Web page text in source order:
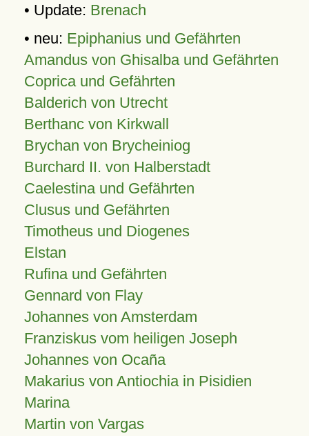
• Update: Brenach
• neu: Epiphanius und Gefährten
Amandus von Ghisalba und Gefährten
Coprica und Gefährten
Balderich von Utrecht
Berthanc von Kirkwall
Brychan von Brycheiniog
Burchard II. von Halberstadt
Caelestina und Gefährten
Clusus und Gefährten
Timotheus und Diogenes
Elstan
Rufina und Gefährten
Gennard von Flay
Johannes von Amsterdam
Franziskus vom heiligen Joseph
Johannes von Ocaña
Makarius von Antiochia in Pisidien
Marina
Martin von Vargas